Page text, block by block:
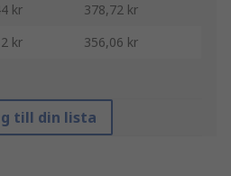
kr
378,72 kr
kr 356,06 kr
till din lista